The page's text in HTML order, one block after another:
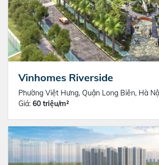
Vinhomes Riverside
Phường Việt Hưng, Quận Long Biên, Hà
Giá: 60 triệu/m²